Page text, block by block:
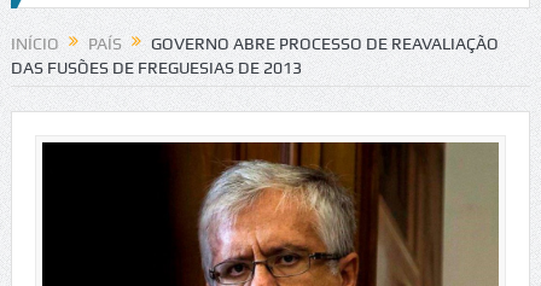
de trânsito no IC2 em Alcobaça Igreja do Castelo de
INÍCIO PAÍS
GOVERNO ABRE PROCESSO DE REAVALIAÇÃO
DAS FUSÕES DE FREGUESIAS DE 2013